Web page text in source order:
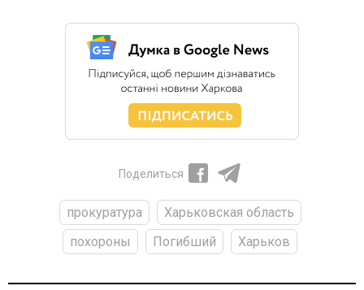
Поделиться
прокуратура
Харьковская область
похороны
Погибший Харьков